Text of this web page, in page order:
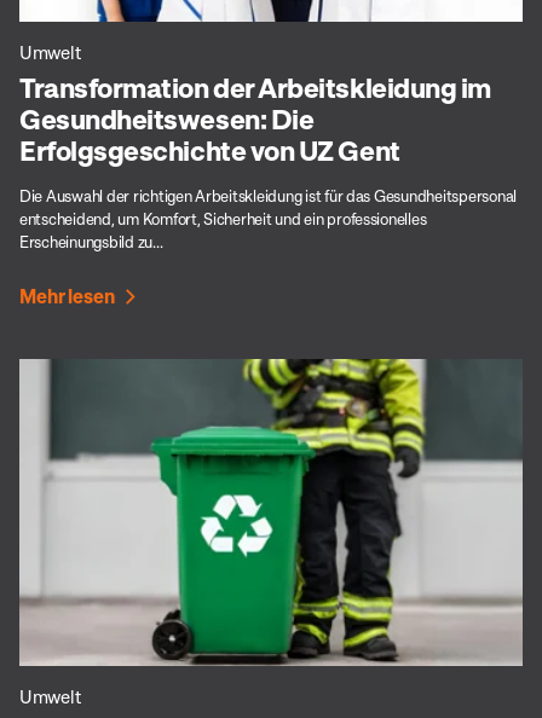
Umwelt
Transformation der Arbeitskleidung im
Gesundheitswesen: Die
Erfolgsgeschichte von UZ Gent
Die Auswahl der richtigen Arbeitskleidung ist für das Gesundheitspersonal
entscheidend, um Komfort, Sicherheit und ein professionelles
Erscheinungsbild zu...
Mehr lesen
Umwelt